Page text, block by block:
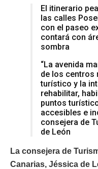
El itinerario
las calles
con el paseo
contará con
sombra
“La avenida
de los centros
turístico y la
rehabilitar,
puntos
accesibles e
consejera de
de León
La consejera de
Canarias, Jéssica de